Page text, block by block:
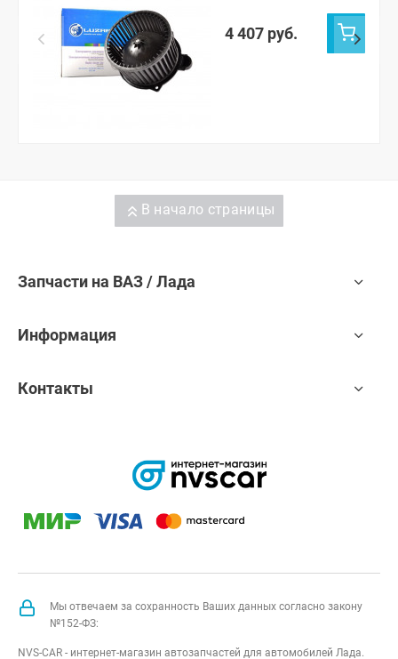
систему Halla)
4 407 руб.
В начало страницы
Запчасти на ВАЗ / Лада
Информация
Контакты
Мы отвечаем за сохранность Ваших данных согласно закону
№152-ФЗ:
NVS-CAR - интернет-магазин автозапчастей для автомобилей Лада.